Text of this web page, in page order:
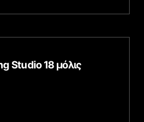
Studio 18 μόλις